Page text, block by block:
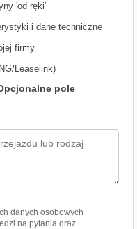
'od ręki'
i dane techniczne
firmy
Leaselink)
pole
danych osobowych
na pytania oraz